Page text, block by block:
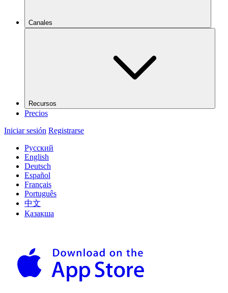
Canales
Recursos
Precios
Iniciar sesión Registrarse
Русский
English
Deutsch
Español
Français
Português
中文
Қазақша